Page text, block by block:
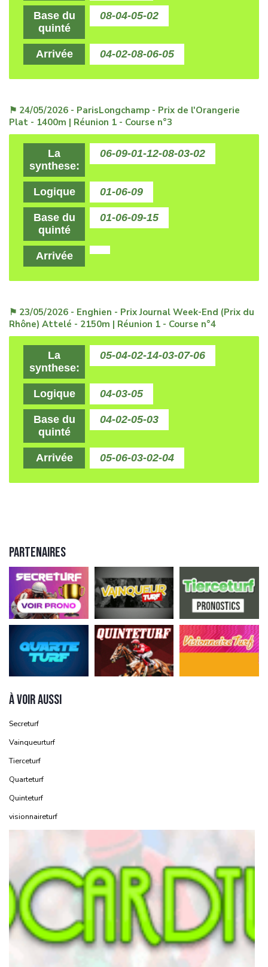
Base du
quinté
08-04-05-02
Arrivée 04-02-08-06-05
⚑ 24/05/2026 - ParisLongchamp - Prix de l'Orangerie
Plat - 1400m | Réunion 1 - Course n°3
La
synthese:
06-09-01-12-08-03-02
Logique 01-06-09
Base du
quinté
01-06-09-15
Arrivée
⚑ 23/05/2026 - Enghien - Prix Journal Week-End (Prix du
Rhône) Attelé - 2150m | Réunion 1 - Course n°4
La
synthese:
05-04-02-14-03-07-06
Logique 04-03-05
Base du
quinté
04-02-05-03
Arrivée 05-06-03-02-04
PARTENAIRES
À VOIR AUSSI
Secreturf
Vainqueurturf
Tierceturf
Quarteturf
Quinteturf
visionnaireturf